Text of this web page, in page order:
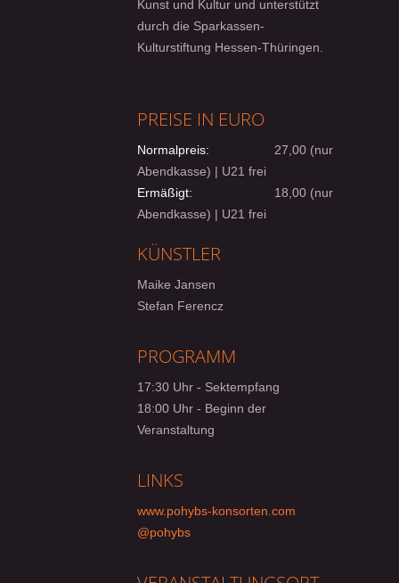
Kunst und Kultur und unterstützt
durch die Sparkassen-
Kulturstiftung Hessen-Thüringen.
PREISE IN EURO
Normalpreis:
27,00 (nur
Abendkasse) | U21 frei
Ermäßigt:
18,00 (nur
Abendkasse) | U21 frei
KÜNSTLER
Maike Jansen
Stefan Ferencz
PROGRAMM
17:30 Uhr - Sektempfang
18:00 Uhr - Beginn der
Veranstaltung
LINKS
www.pohybs-konsorten.com
@pohybs